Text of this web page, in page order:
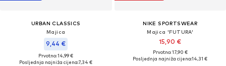
URBAN CLASSICS
Majica
9,44 €
Prvotno: 14,99 €
Posljednja najniža cijena:7,34 €
NIKE SPORTSWEAR
Majica 'FUTURA'
15,90 €
Prvotno: 17,90 €
Posljednja najniža cijena:14,31 €